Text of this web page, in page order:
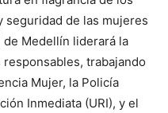
seguridad de las mujeres
de Medellín liderará la
trabajando
Mujer, la Policía
Inmediata (URI), y el